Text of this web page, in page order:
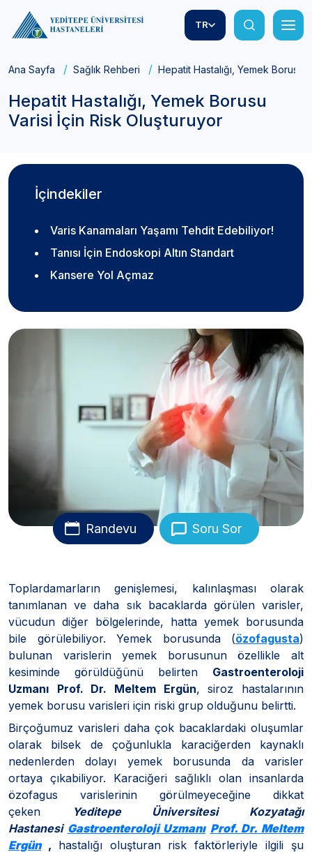
TR
Ana Sayfa Sağlık Rehberi Hepatit Hastalığı, Yemek Borusu
Hepatit Hastalığı, Yemek Borusu
Varisi İçin Risk Oluşturuyor
İçindekiler
Varis Kanamaları Yaşamı Tehdit Edebiliyor!
Tanısı İçin Endoskopi Altın Standart
Kansere Yol Açmaz
Randevu Soru Sor
Toplardamarların genişlemesi, kalınlaşması olarak
tanımlanan ve daha sık bacaklarda görülen varisler,
vücudun diğer bölgelerinde, hatta yemek borusunda
bile görülebiliyor. Yemek borusunda (özofagusta)
bulunan varislerin yemek borusunun özellikle alt
kesiminde görüldüğünü belirten Gastroenteroloji
Uzmanı
Prof. Dr. Meltem Ergün, siroz hastalarının
yemek borusu varisleri için riski grup olduğunu belirtti.
Birçoğumuz varisleri daha çok bacaklardaki oluşumlar
olarak bilsek de çoğunlukla karaciğerden kaynaklı
nedenlerden dolayı yemek borusunda da varisler
ortaya çıkabiliyor. Karaciğeri sağlıklı olan insanlarda
özofagus varislerinin görülmeyeceğine dikkat
çeken
Yeditepe Üniversitesi Kozyatağı
Hastanesi Gastroenteroloji Uzmanı Prof. Dr. Meltem
Ergün , hastalığı oluşturan risk faktörleriyle ilgili şu